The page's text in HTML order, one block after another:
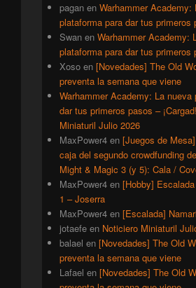
pagan en Warhammer Academy:
plataforma para dar tus primeros
Swan en Warhammer Academy:
plataforma para dar tus primeros
Xoso en [Novedades] The Old
preventa la semana que viene
Warhammer Academy: La nueva
dar tus primeros pasos – ¡Cargad!
Miniaturil Julio 2026
MaxPower4 en [Juegos de
caja del segundo crowdfunding
Might & Magic 3 (y 5): Cala /
MaxPower4 en [Hobby]
1 – Joserra
MaxPower4 en [Escalada]
jotaefe en Noticiero Miniaturil
balael en [Novedades] The Old
preventa la semana que viene
Lafael en [Novedades] The Old